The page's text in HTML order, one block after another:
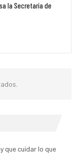
la Secretaría de
que cuidar lo que